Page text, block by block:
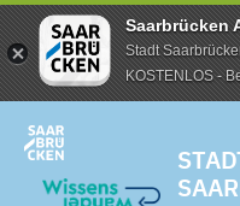
Saarbrücken
Stadt
KOSTENLOS -